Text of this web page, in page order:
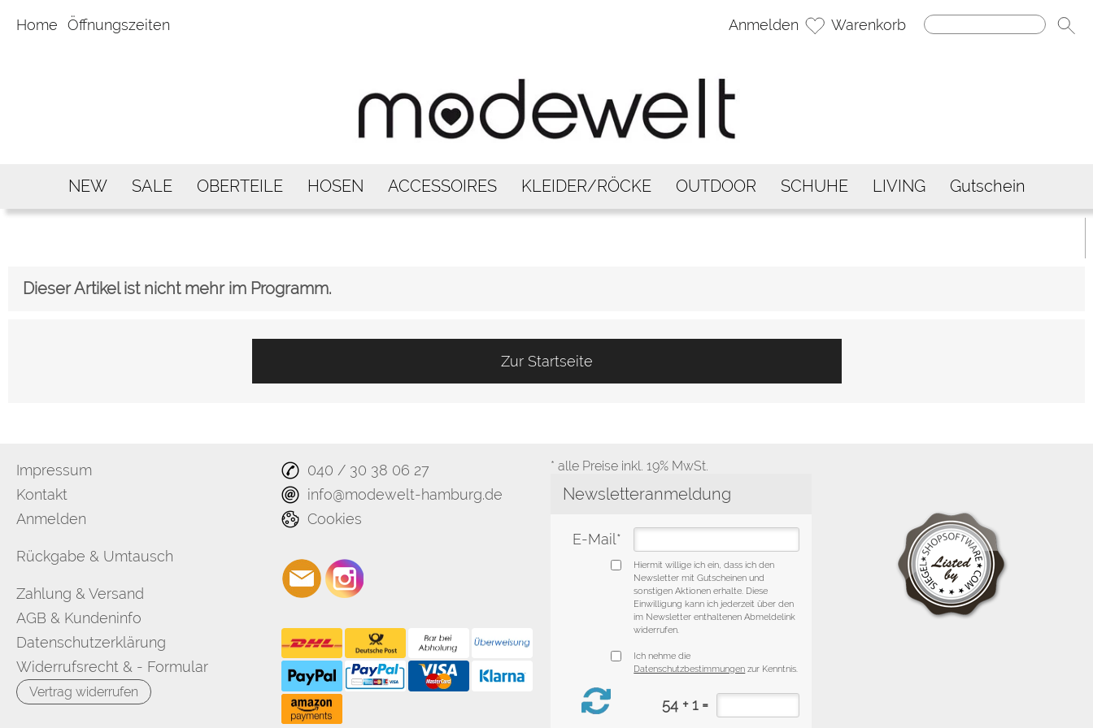
Home Öffnungszeiten Anmelden Warenkorb
NEW SALE OBERTEILE HOSEN ACCESSOIRES KLEIDER/RÖCKE OUTDOOR SCHUHE LIVING Gutschein
Dieser Artikel ist nicht mehr im Programm.
Zur Startseite
Impressum
Kontakt
Anmelden
Rückgabe & Umtausch
Zahlung & Versand
AGB & Kundeninfo
Datenschutzerklärung
Widerrufsrecht & - Formular
Vertrag widerrufen
040 / 30 38 06 27
info@modewelt-hamburg.de
Cookies
* alle Preise inkl. 19% MwSt.